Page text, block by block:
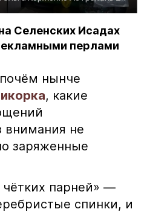
Селенских Исадах
перлами
нынче
икорка, какие
внимания не
заряженные
чётких парней» —
спинки, и